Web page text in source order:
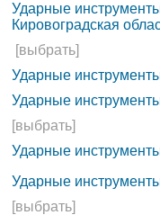
Ударные
Кировоградская
[выбрать]
Ударные
Ударные
[выбрать]
Ударные
Ударные
[выбрать]